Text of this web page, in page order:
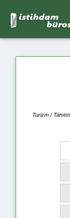
Turizm /